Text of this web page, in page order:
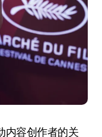
内容创作者的关